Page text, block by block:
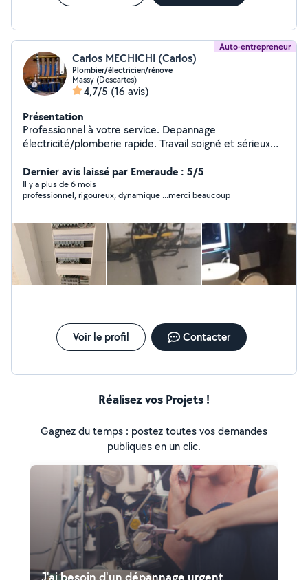
Auto-entrepreneur
Carlos MECHICHI (Carlos)
Plombier/électricien/rénove
Massy (Descartes)
4,7/5 (16 avis)
Présentation
Professionnel à votre service. Depannage
électricité/plomberie rapide. Travail soigné et sérieux
satisfaction assurée.
Dernier avis laissé par Emeraude : 5/5
Il y a plus de 6 mois
professionnel, rigoureux, dynamique ...merci beaucoup
Voir le profil Contacter
Réalisez vos Projets !
Gagnez du temps : postez toutes vos demandes
publiques en un clic.